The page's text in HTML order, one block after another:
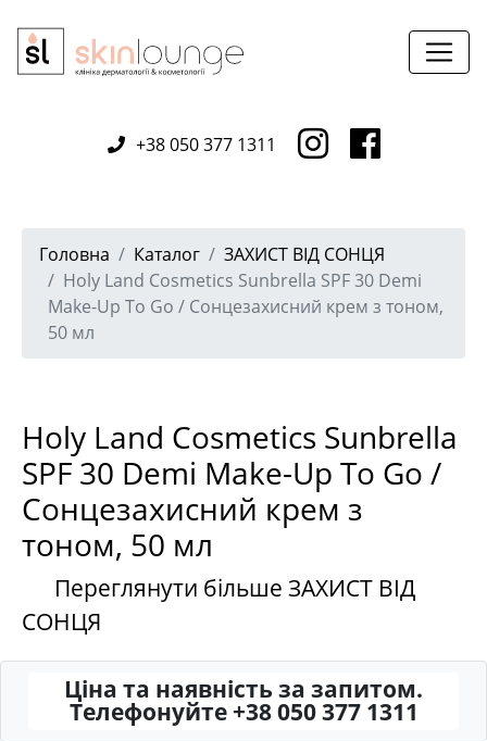
+38 050 377 1311
Головна Каталог
ЗАХИСТ ВІД СОНЦЯ
Holy Land Cosmetics Sunbrella SPF 30 Demi
Make-Up To Go / Сонцезахисний крем з тоном,
50 мл
Holy Land Cosmetics Sunbrella
SPF 30 Demi Make-Up To Go /
Сонцезахисний крем з
тоном, 50 мл
Переглянути більше ЗАХИСТ ВІД
СОНЦЯ
Ціна та наявність за запитом.
Телефонуйте +38 050 377 1311